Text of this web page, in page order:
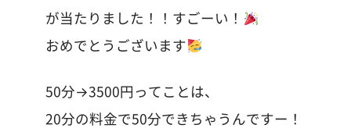
が当たりました！！すごーい！
おめでとうございます
50分→3500円ってことは、
20分の料金で50分できちゃうんですー！